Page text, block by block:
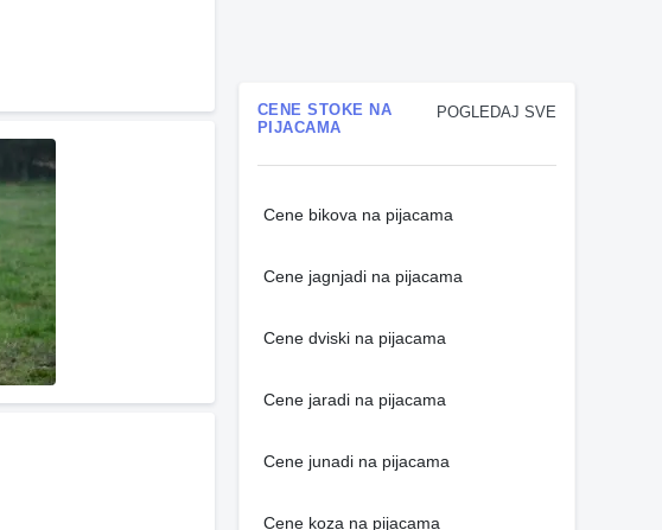
POGLEDAJ SVE
CENE STOKE NA
PIJACAMA
Cene bikova na pijacama
Cene jagnjadi na pijacama
Cene dviski na pijacama
Cene jaradi na pijacama
Cene junadi na pijacama
Cene koza na pijacama